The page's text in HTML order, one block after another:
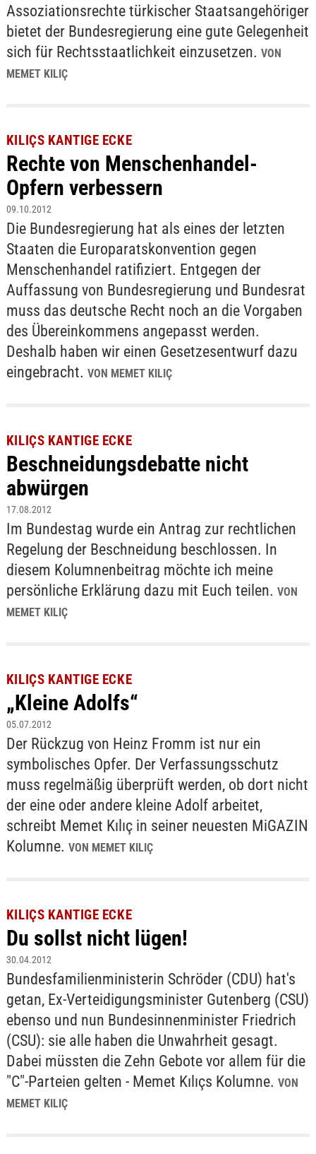
Assoziationsrechte türkischer Staatsangehöriger
bietet der Bundesregierung eine gute Gelegenheit
sich für Rechtsstaatlichkeit einzusetzen. VON
MEMET KILIÇ
KILIÇS KANTIGE ECKE
Rechte von Menschenhandel-
Opfern verbessern
09.10.2012
Die Bundesregierung hat als eines der letzten
Staaten die Europaratskonvention gegen
Menschenhandel ratifiziert. Entgegen der
Auffassung von Bundesregierung und Bundesrat
muss das deutsche Recht noch an die Vorgaben
des Übereinkommens angepasst werden.
Deshalb haben wir einen Gesetzesentwurf dazu
eingebracht. VON MEMET KILIÇ
KILIÇS KANTIGE ECKE
Beschneidungsdebatte nicht
abwürgen
17.08.2012
Im Bundestag wurde ein Antrag zur rechtlichen
Regelung der Beschneidung beschlossen. In
diesem Kolumnenbeitrag möchte ich meine
persönliche Erklärung dazu mit Euch teilen. VON
MEMET KILIÇ
KILIÇS KANTIGE ECKE
„Kleine Adolfs“
05.07.2012
Der Rückzug von Heinz Fromm ist nur ein
symbolisches Opfer. Der Verfassungsschutz
muss regelmäßig überprüft werden, ob dort nicht
der eine oder andere kleine Adolf arbeitet,
schreibt Memet Kılıç in seiner neuesten MiGAZIN
Kolumne. VON MEMET KILIÇ
KILIÇS KANTIGE ECKE
Du sollst nicht lügen!
30.04.2012
Bundesfamilienministerin Schröder (CDU) hat's
getan, Ex-Verteidigungsminister Gutenberg (CSU)
ebenso und nun Bundesinnenminister Friedrich
(CSU): sie alle haben die Unwahrheit gesagt.
Dabei müssten die Zehn Gebote vor allem für die
"C"-Parteien gelten - Memet Kılıçs Kolumne. VON
MEMET KILIÇ